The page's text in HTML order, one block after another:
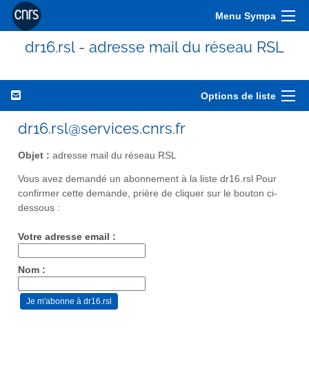
Menu Sympa
dr16.rsl - adresse mail du réseau RSL
Options de liste
dr16.rsl@services.cnrs.fr
Objet : adresse mail du réseau RSL
Vous avez demandé un abonnement à la liste dr16.rsl Pour
confirmer cette demande, prière de cliquer sur le bouton ci-
dessous :
Votre adresse email :
Nom :